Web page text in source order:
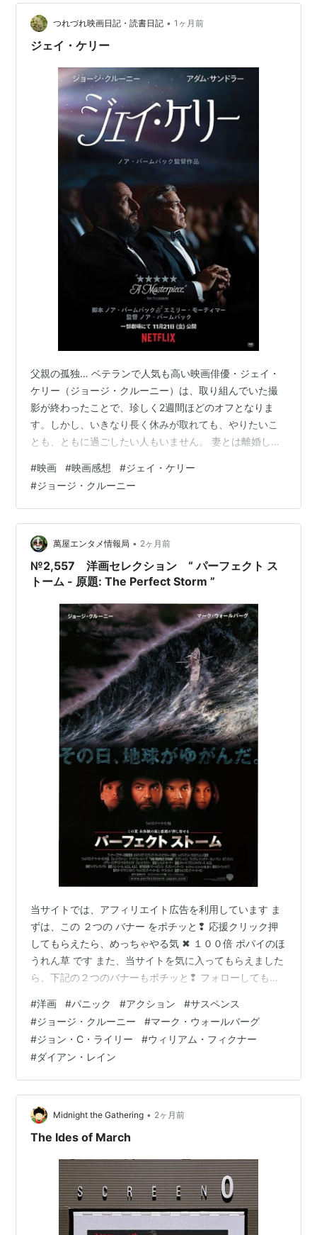
インソムニア（2002） 製作総指揮
ソラリス （2002） 出演
コンフェッション（2002） 監督、出演
エデンより彼方に（2002） 製作総指揮
ウェルカム トゥ コリンウッド（2002） 製作、製作
総指揮、出演
スパイキッズ（2001） 出演
オーシャンズ11
（2001） 出演
ロック・スター
（2001） 製作総指揮
パーフェクト ストーム
（2000） 出演
FAIL SAFE 未知への飛行（2000）＜TVM＞ 製作総
（2000） 出演
（1999） 出演
サウスパーク／無修正映画版（1999） 声の出演
アウト・オブ・サイト（1998） 出演
シン・レッド・ライン（1998） 出演
バットマン＆ロビン／Mr.フリーズの逆襲
（1997）
出演
ピースメーカー （1997） 出演
サウスパーク（1997）＜TV＞ 声の出演
フル・ティルト・ブギ／メイキング・オブ・フロ
ム・ダスク・ティル・ドーン （1997） 出演
フロム・ダスク・ティル・ドーン
素晴らしき日（1996） 出演 ジャック・テイラー
ER 緊急救命室]] （第1-第6シーズン）（1994-
2000）＜TV＞
テロリスト・タワー（1993）＜TVM＞ 出演
ハーヴェスト（1993） 出演
ライダー・コップ（1990）＜TVM＞ 出演
トゥルー・ブルー（1989）＜TVM＞ 出演
リターン・オブ・ザ・キラー・トマト（1988）＜未
＞ 出演
コンバット・アカデミー／笑激作戦！（1986）＜
TVM＞ 出演
ハイスクールはゾンビテリア（1986）＜未＞ 出演
（2012） 作品賞
（2005）助演男優賞
ファミリー・ツリー （2011） 主演男優賞
スーパー・チューズデー 〜正義を売った日〜
（2011） 脚色賞
マイレージ、マイライフ（2009）主演男優賞
フィクサー
（2007）主演男優賞
グッドナイト＆グッドラック（2005）監督賞、オリ
ジナル脚本賞
小山力也
つれづれ映画日記・読書日記 • 1ヶ月前
ジェイ・ケリー
父親の孤独… ベテランで人気も高い映画俳優・ジェイ・
ケリー（ジョージ・クルーニー）は、取り組んでいた撮
影が終わったことで、珍しく2週間ほどのオフとなりま
す。しかし、いきなり長く休みが取れても、やりたいこ
とも、ともに過ごしたい人もいません。 妻とは離婚して
高校を卒業したところで、彼氏とヨーロッパへ旅すると
いう。 せめて、次女と共に旅行をしたいと申し出るも、
当然拒否されます。それでも未練がましく、ジェイは先
に断っていた映画の功労賞を受けることを口実に、次女
の行方を捜しつつ、ヨーロッパへ向かいます。 ジェイ
は、いつもはマネージャーのみならず衣装担当や…
#映画 #映画感想 #ジェイ・ケリー
#ジョージ・クルーニー
萬屋エンタメ情報局 • 2ヶ月前
№2,557 洋画セレクション “ パーフェクト ス
トーム - 原題: The Perfect Storm ”
当サイトでは、アフィリエイト広告を利用しています ま
ずは、この ２つの バナー をポチッと❢ 応援クリック押
してもらえたら、めっちゃやる気 ✖ １００倍 ポパイのほ
うれん草 です また、当サイトを気に入ってもらえました
ら、下記の２つのバナーもポチッと❢ フォローしてもら
挨 拶 本 編 パーフェクト ストーム - 原題: The Perfect
Storm 概 要 キャスト スタッフほか お わ り に ご 挨 拶
万 屋 掲 示 板 ブログサークルコメント ＃ハッシュタグ
（IN POINT） やる気 ✖１００倍 ポパイの…
#洋画 #パニック #アクション #サスペンス
#ジョージ・クルーニー #マーク・ウォールバーグ
#ジョン・C・ライリー #ウィリアム・フィクナー
#ダイアン・レイン
Midnight the Gathering • 2ヶ月前
The Ides of March